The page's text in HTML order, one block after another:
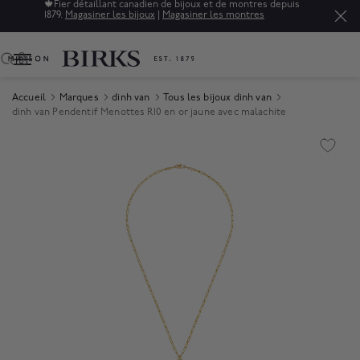
🍁 Fier détaillant canadien de bijoux et de montres depuis
1879. Magasiner les bijoux Magasiner les montres
0
Accueil Marques dinh van
Tous les bijoux dinh van
dinh van Pendentif Menottes R10 en or jaune avec malachite